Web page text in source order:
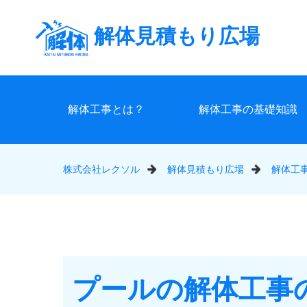
解体見積もり広場
解体工事とは？ 解体工事の基礎知識
株式会社レクソル 解体見積もり広場 解体工
プールの解体工事